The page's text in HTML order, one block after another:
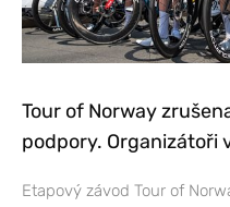
Tour of Norway
podpory. Organizátoři
Etapový závod Tour of